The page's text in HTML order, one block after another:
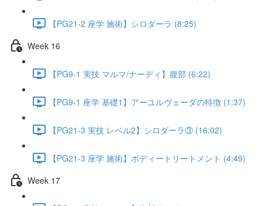
【PG21-2 座学 施術】シロダーラ (8:25)
Week 16
【PG9-1 実技 マルマ/ナーディ】腹部 (6:22)
【PG9-1 座学 基礎1】アーユルヴェーダの特徴 (1:37)
【PG21-3 実技 レベル2】シロダーラ③ (16:02)
【PG21-3 座学 施術】ボディートリートメント (4:49)
Week 17